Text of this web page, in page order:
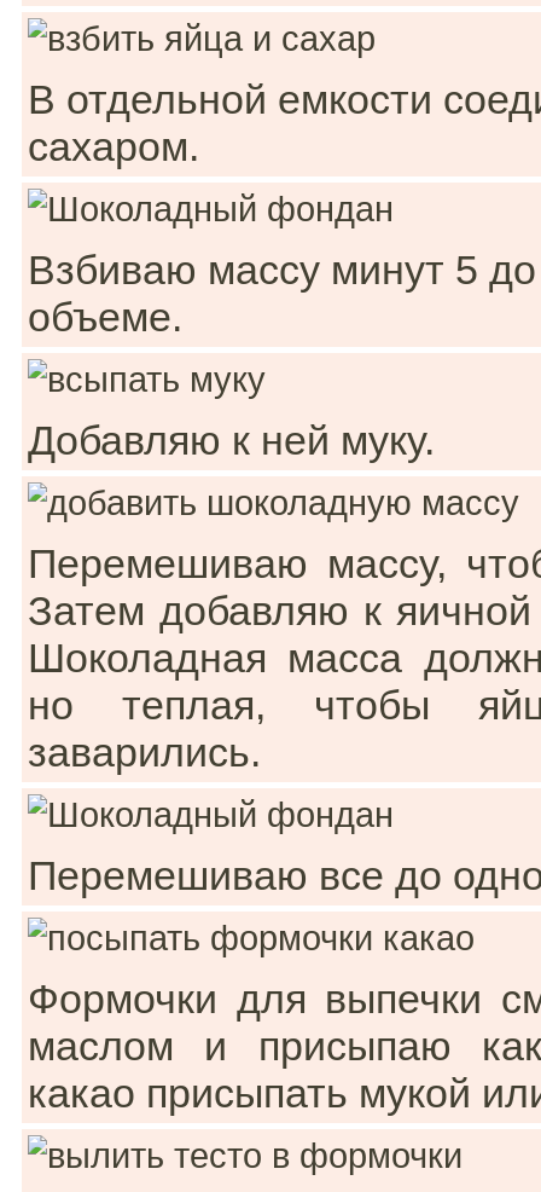
В отдельной емкости
сахаром.
Взбиваю массу минут 5
объеме.
Добавляю к ней муку.
Перемешиваю массу,
Затем добавляю к
Шоколадная масса
но теплая, чтобы
заварились.
Перемешиваю все до
Формочки для выпечки
маслом и присыпаю
какао присыпать мукой